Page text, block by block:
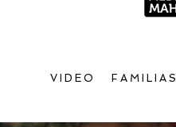
VIDEO FAMILIAS